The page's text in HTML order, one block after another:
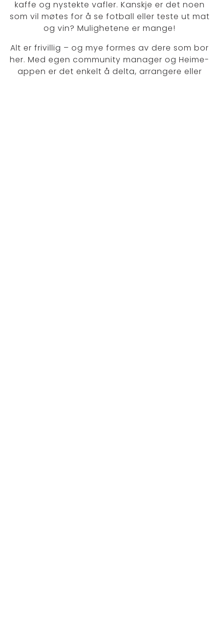
kaffe og nystekte vafler. Kanskje er det noen
som vil møtes for å se fotball eller teste ut mat
og vin? Mulighetene er mange!
Alt er frivillig – og mye formes av dere som bor
her. Med egen community manager og Heime-
appen er det enkelt å delta, arrangere eller
Klikk her for å lese mer om BORI